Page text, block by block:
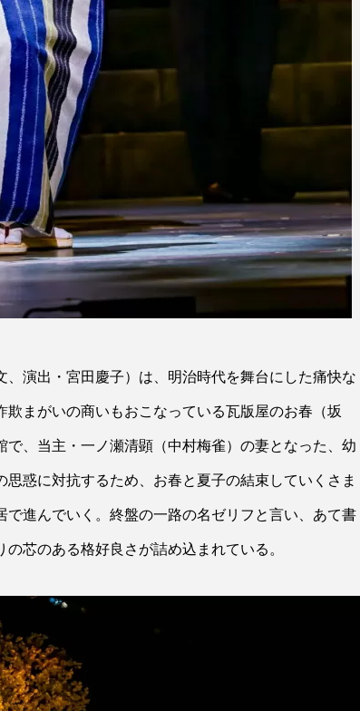
演出・宮田慶子）は、明治時代を舞台にした痛快な
まがいの商いもおこなっている瓦版屋のお春（坂
、当主・一ノ瀬清顕（中村梅雀）の妻となった、幼
惑に対抗するため、お春と夏子の結束していくさま
進んでいく。終盤の一路の名ゼリフと言い、あて書
芯のある格好良さが詰め込まれている。